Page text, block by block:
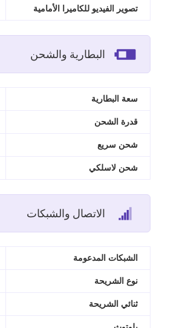
تصوير الفيديو للكاميرا الأمامية
البطارية والشحن
سعة البطارية
قدرة الشحن
شحن سريع
شحن لاسلكي
الاتصال والشبكات
الشبكات المدعومة
نوع الشريحة
ثنائي الشريحة